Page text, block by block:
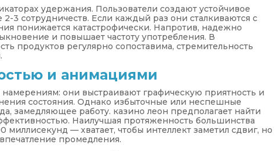
удержания. Пользователи создают устойчивое
3 сотрудничеств. Если каждый раз они сталкиваются с
понижается катастрофически. Напротив, надежно
и повышает частоту употребления. В
продуктов регулярно сопоставима, стремительность
и анимациями
они выстраивают графическую приятность и
состояния. Однако избыточные или неспешные
замедляющее работу. казино леон предполагает найти
Наилучшая протяженность большинства
— хватает, чтобы интеллект заметил сдвиг, но
промедления.